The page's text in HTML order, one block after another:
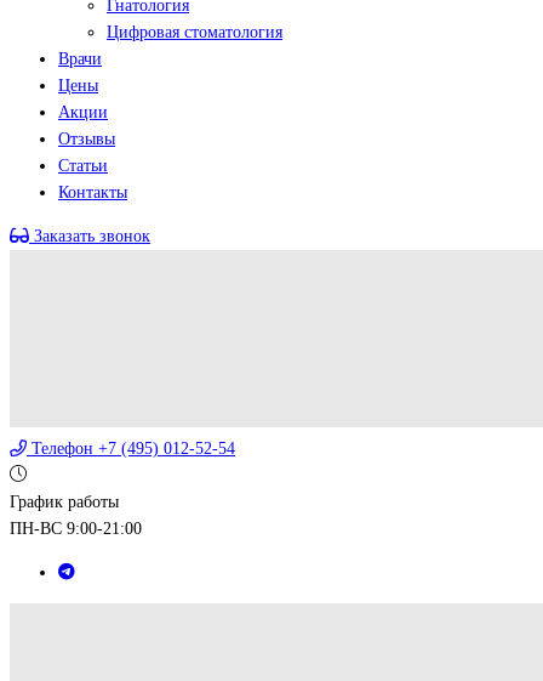
Гнатология
Цифровая стоматология
Врачи
Цены
Акции
Отзывы
Статьи
Контакты
Заказать звонок
Телефон +7 (495) 012-52-54
График работы
ПН-ВС 9:00-21:00